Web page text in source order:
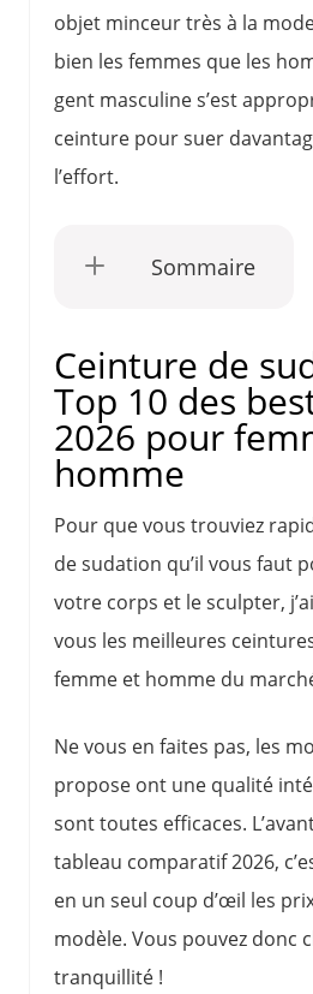
objet minceur très à la
bien les femmes que les
gent masculine s’est
ceinture pour suer
l’effort.
Sommaire
Ceinture de
Top 10 des
2026 pour
homme
Pour que vous trouviez
de sudation qu’il vous faut
votre corps et le sculpter,
vous les meilleures
femme et homme du
Ne vous en faites pas, les
propose ont une qualité
sont toutes efficaces.
tableau comparatif 2026,
en un seul coup d’œil les
modèle. Vous pouvez donc
tranquillité !